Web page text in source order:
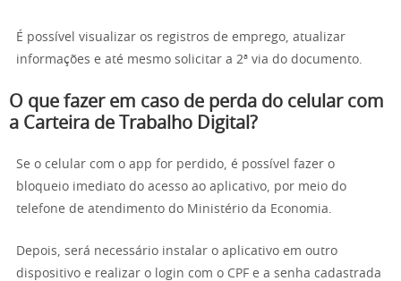
É possível visualizar os registros de emprego, atualizar
informações e até mesmo solicitar a 2ª via do documento.
O que fazer em caso de perda do celular com
a Carteira de Trabalho Digital?
Se o celular com o app for perdido, é possível fazer o
bloqueio imediato do acesso ao aplicativo, por meio do
telefone de atendimento do Ministério da Economia.
Depois, será necessário instalar o aplicativo em outro
dispositivo e realizar o login com o CPF e a senha cadastrada